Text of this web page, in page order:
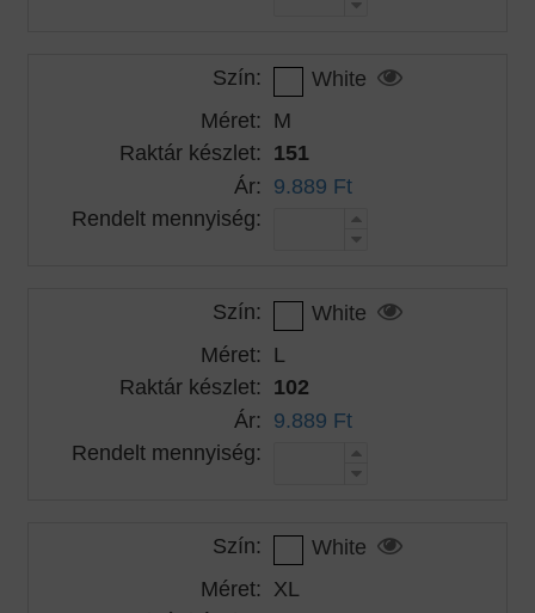
Szín:
White
Méret: M
Raktár készlet: 151
Ár: 9.889 Ft
Rendelt mennyiség:
Szín:
White
Méret: L
Raktár készlet: 102
Ár: 9.889 Ft
Rendelt mennyiség:
Szín:
White
Méret: XL